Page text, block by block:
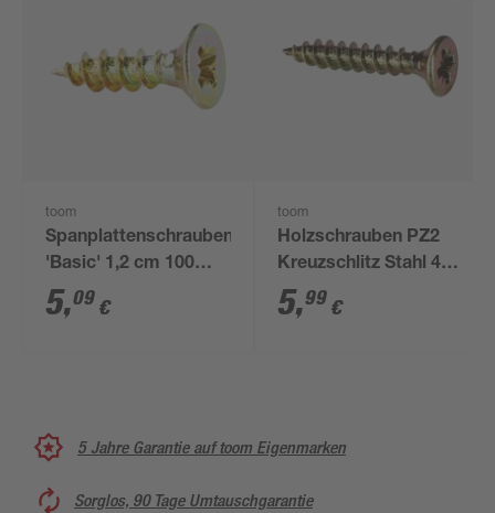
toom
Spanplattenschrauben
'Basic' 1,2 cm 100
Stück
5,09 €
toom
Holzschrauben PZ2
Kreuzschlitz Stahl 4,0
x 25 mm 100 Stück
5,99 €
5 Jahre Garantie auf toom Eigenmarken
Sorglos, 90 Tage Umtauschgarantie